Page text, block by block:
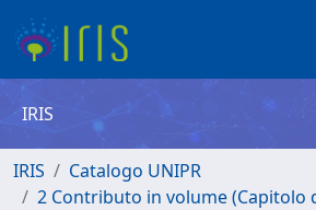
IRIS
IRIS
Catalogo UNIPR
2 Contributo in volume (Capitolo